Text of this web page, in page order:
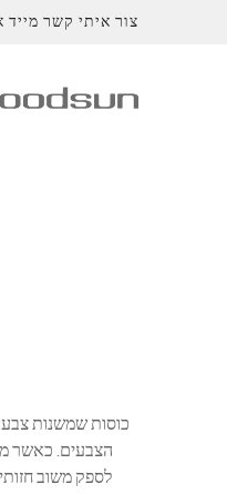
צור איתי קשר
כוסות שמשנות צבע
הצבעים. כאשר
לספק משוב